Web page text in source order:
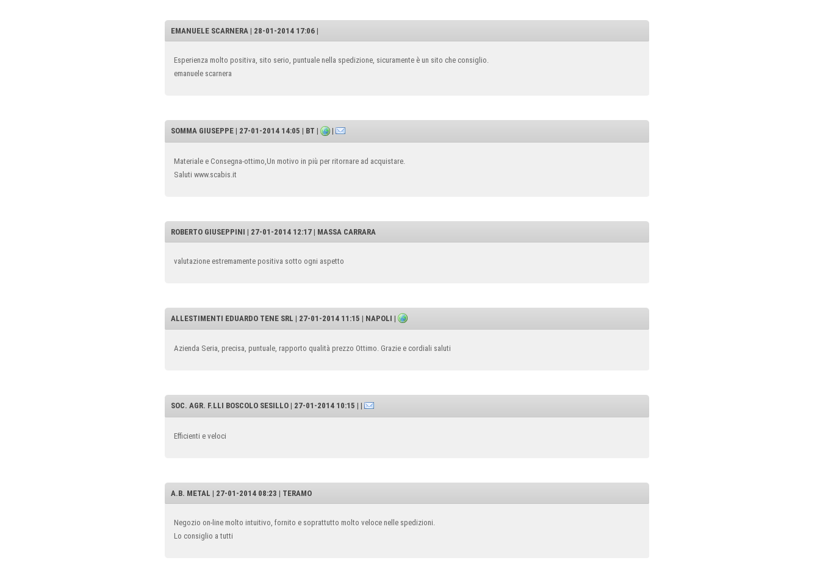
EMANUELE SCARNERA | 28-01-2014 17:06 |
Esperienza molto positiva, sito serio, puntuale nella spedizione, sicuramente è un sito che consiglio.
emanuele scarnera
SOMMA GIUSEPPE | 27-01-2014 14:05 | BT | |
Materiale e Consegna-ottimo,Un motivo in più per ritornare ad acquistare.
Saluti www.scabis.it
ROBERTO GIUSEPPINI | 27-01-2014 12:17 | MASSA CARRARA
valutazione estremamente positiva sotto ogni aspetto
ALLESTIMENTI EDUARDO TENE SRL | 27-01-2014 11:15 | NAPOLI |
Azienda Seria, precisa, puntuale, rapporto qualità prezzo Ottimo. Grazie e cordiali saluti
SOC. AGR. F.LLI BOSCOLO SESILLO | 27-01-2014 10:15 | |
Efficienti e veloci
A.B. METAL | 27-01-2014 08:23 | TERAMO
Negozio on-line molto intuitivo, fornito e soprattutto molto veloce nelle spedizioni.
Lo consiglio a tutti